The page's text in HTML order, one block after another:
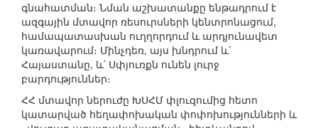
գնահատման։ Նման աշխատանքը ենթադրում է
ազգային մտավոր ռեսուրսների կենտրոնացում,
համապատասխան ուղղորդում և արդյունավետ
կառավարում։ Մինչդեռ, այս խնդրում և՛
Հայաստանը, և՛ Սփյուռքն ունեն լուրջ
բարդություններ։
ՀՀ մտավոր ներուժը ԽՍՀՄ փլուզումից հետո
կատարված հեղափոխական փոփոխությունների և